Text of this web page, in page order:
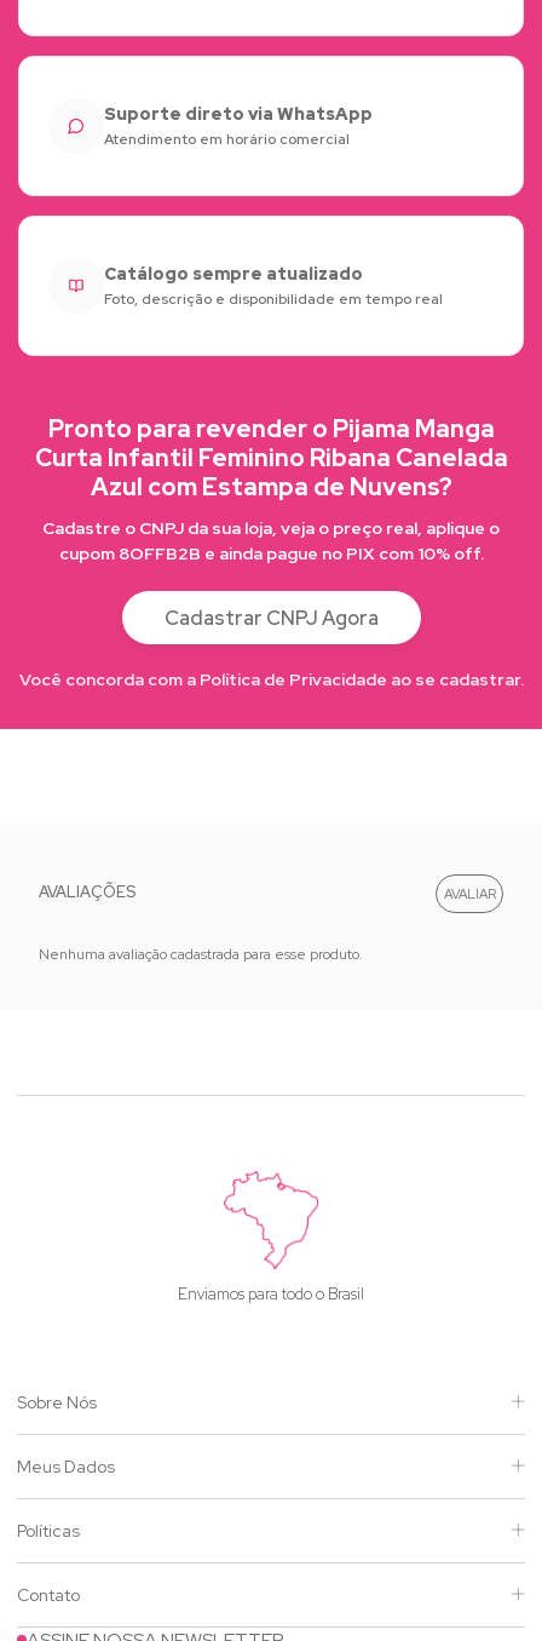
Suporte direto via WhatsApp
Atendimento em horário comercial
Catálogo sempre atualizado
Foto, descrição e disponibilidade em tempo real
Pronto para revender o Pijama Manga
Curta Infantil Feminino Ribana Canelada
Azul com Estampa de Nuvens?
Cadastre o CNPJ da sua loja, veja o preço real, aplique o
cupom 8OFFB2B e ainda pague no PIX com 10% off.
Cadastrar CNPJ Agora
Você concorda com a Política de Privacidade ao se cadastrar.
AVALIAÇÕES
Nenhuma avaliação cadastrada para esse produto.
Enviamos para todo o Brasil
Sobre Nós
Meus Dados
Políticas
Contato